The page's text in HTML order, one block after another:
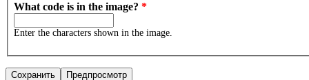
What code is in the image? *
Enter the characters shown in the image.